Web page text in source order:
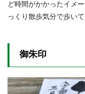
ど時間がかかったイメ
っくり散歩気分で歩い
御朱印